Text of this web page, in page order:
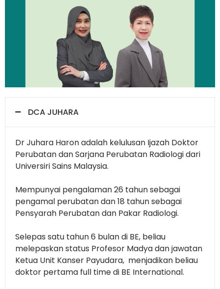
DCA JUHARA
Dr Juhara Haron adalah kelulusan Ijazah Doktor
Perubatan dan Sarjana Perubatan Radiologi dari
Universiri Sains Malaysia.
Mempunyai pengalaman 26 tahun sebagai
pengamal perubatan dan 18 tahun sebagai
Pensyarah Perubatan dan Pakar Radiologi.
Selepas satu tahun 6 bulan di BE, beliau
melepaskan status Profesor Madya dan jawatan
Ketua Unit Kanser Payudara, menjadikan beliau
doktor pertama full time di BE International.